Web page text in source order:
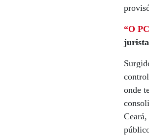
“O
jurista
onde